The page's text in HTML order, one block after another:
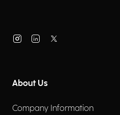
About Us
Company Information